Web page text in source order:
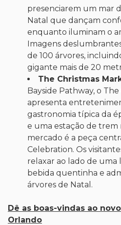
presenciarem um mar
Natal que dançam
enquanto iluminam o
Imagens
de 100 árvores,
gigante mais de 20
The Christmas
Bayside Pathway, o
apresenta
gastronomia típica da
e uma estação de trem
mercado é a peça
Celebration. Os
relaxar ao lado de uma
bebida quentinha e
árvores de Natal.
Dê as boas-vindas ao
Orlando